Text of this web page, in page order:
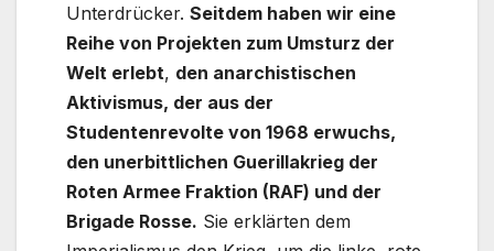
Unterdrücker. Seitdem haben wir eine
Reihe von Projekten zum Umsturz der
Welt erlebt, den anarchistischen
Aktivismus, der aus der
Studentenrevolte von 1968 erwuchs,
den unerbittlichen Guerillakrieg der
Roten Armee Fraktion (RAF) und der
Brigade Rosse. Sie erklärten dem